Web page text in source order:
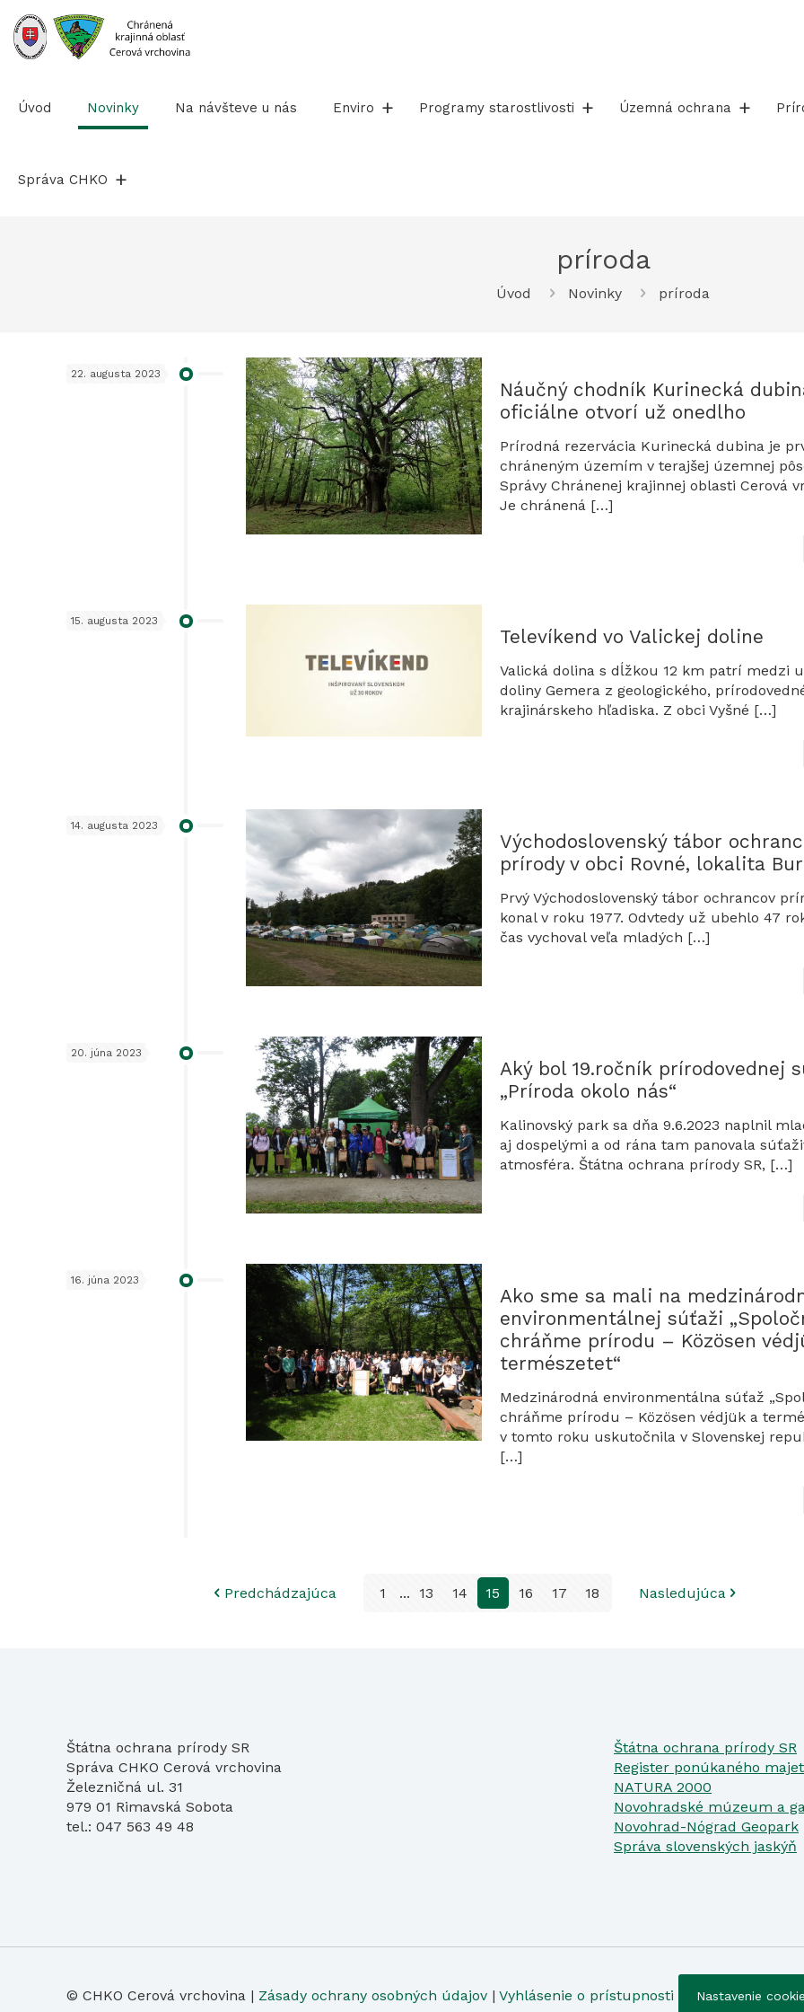
na
obsah
Úvod Novinky Na návšteve u nás Enviro Programy starostlivosti Územná ochrana
Správa CHKO
príroda
Úvod Novinky príroda
22. augusta 2023
Náučný chodník Kurinecká
oficiálne otvorí už onedlho
Prírodná rezervácia Kurinecká dubina je
chráneným územím v terajšej územnej
Správy Chránenej krajinnej oblasti Cerová
Je chránená[…]
15. augusta 2023
Televíkend vo Valickej doline
Valická dolina s dĺžkou 12 km patrí medzi
doliny Gemera z geologického,
krajinárskeho hľadiska. Z obci Vyšné […]
14. augusta 2023
Východoslovenský tábor
prírody v obci Rovné, lokalita
Prvý Východoslovenský tábor ochrancov
konal v roku 1977. Odvtedy už ubehlo 47
čas vychoval veľa mladých […]
20. júna 2023
Aký bol 19.ročník prírodovednej
„Príroda okolo nás“
Kalinovský park sa dňa 9.6.2023 naplnil
aj dospelými a od rána tam panovala
atmosféra. Štátna ochrana prírody SR, […]
16. júna 2023
Ako sme sa mali na
environmentálnej súťaži
chráňme prírodu – Közösen
természetet“
Medzinárodná environmentálna súťaž
chráňme prírodu – Közösen védjük a
v tomto roku uskutočnila v Slovenskej
[…]
Predchádzajúca 1 ... 13 14 15 16 17 18 Nasledujúca
Štátna ochrana prírody SR
Správa CHKO Cerová vrchovina
Železničná ul. 31
979 01 Rimavská Sobota
tel.: 047 563 49 48
Štátna ochrana prírody SR
Register ponúkaného
NATURA 2000
Novohradské múzeum a
Novohrad-Nógrad Geopark
Správa slovenských jaskýň
© CHKO Cerová vrchovina | Zásady ochrany osobných údajov | Vyhlásenie o prístupnosti Nastavenie